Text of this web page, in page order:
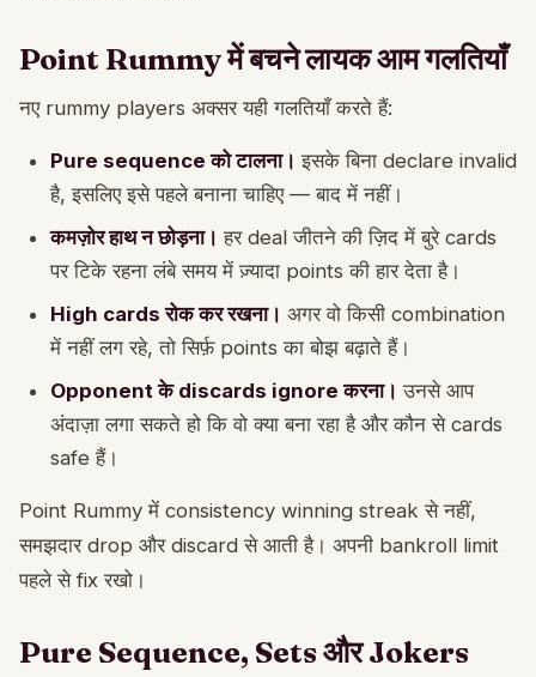
Point Rummy में बचने लायक आम गलतियाँ
नए rummy players अक्सर यही गलतियाँ करते हैं:
Pure sequence को टालना। इसके बिना declare invalid
है, इसलिए इसे पहले बनाना चाहिए — बाद में नहीं।
कमज़ोर हाथ न छोड़ना। हर deal जीतने की ज़िद में बुरे cards
पर टिके रहना लंबे समय में ज़्यादा points की हार देता है।
High cards रोक कर रखना। अगर वो किसी combination
में नहीं लग रहे, तो सिर्फ़ points का बोझ बढ़ाते हैं।
Opponent के discards ignore करना। उनसे आप
अंदाज़ा लगा सकते हो कि वो क्या बना रहा है और कौन से cards
safe हैं।
Point Rummy में consistency winning streak से नहीं,
समझदार drop और discard से आती है। अपनी bankroll limit
पहले से fix रखो।
Pure Sequence, Sets और Jokers